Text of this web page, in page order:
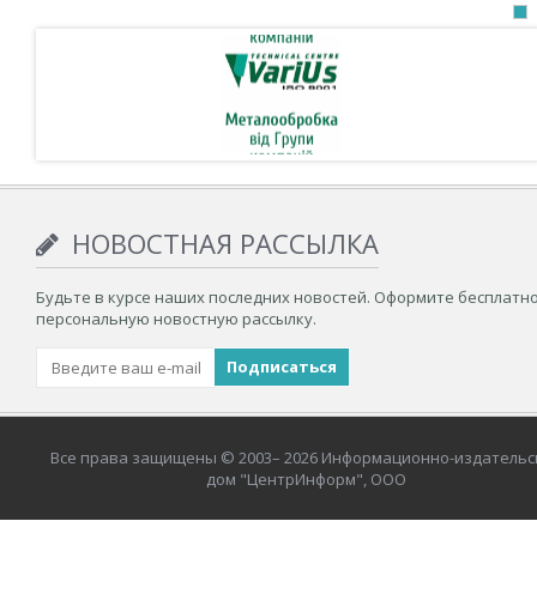
НОВОСТНАЯ РАССЫЛКА
Будьте в курсе наших последних новостей. Оформите
персональную новостную рассылку.
Все права защищены © 2003– 2026 Информационно-
дом "ЦентрИнформ", ООО